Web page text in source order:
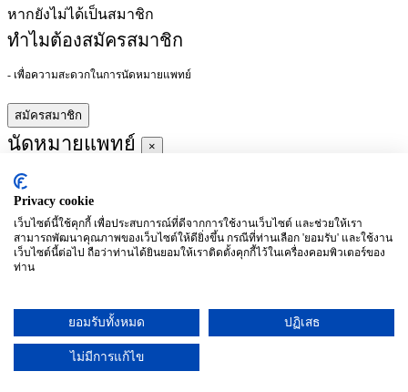
หากยังไม่ได้เป็นสมาชิก
ทำไมต้องสมัครสมาชิก
- เพื่อความสะดวกในการนัดหมายแพทย์
สมัครสมาชิก
นัดหมายแพทย์ ×
ผู้ชำนาญการ
ประจำ :
อาทิตย์
จันทร์
(27/09)
อังคาร
(28/09)
พุธ
พฤหัสบดี
ศุกร์
เสาร์
Privacy cookie
เว็บไซต์นี้ใช้คุกกี้ เพื่อประสบการณ์ที่ดีจากการใช้งานเว็บไซต์ และช่วยให้เรา
สามารถพัฒนาคุณภาพของเว็บไซต์ให้ดียิ่งขึ้น กรณีที่ท่านเลือก 'ยอมรับ' และใช้งาน
เว็บไซต์นี้ต่อไป ถือว่าท่านได้ยินยอมให้เราติดตั้งคุกกี้ไว้ในเครื่องคอมพิวเตอร์ของ
ท่าน
ยอมรับทั้งหมด ปฏิเสธ
ไม่มีการแก้ไข